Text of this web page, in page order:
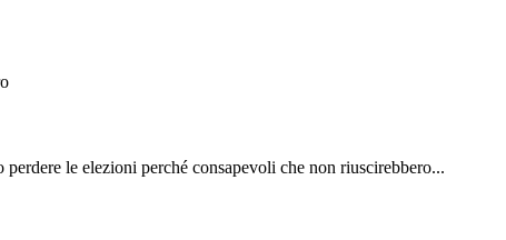
le elezioni perché consapevoli che non riuscirebbero...